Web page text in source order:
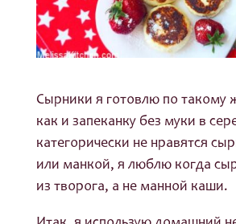
Сырники я готовлю по такому
как и запеканку без муки в
категорически не нравятся
или манкой, я люблю когда
из творога, а не манной каши.